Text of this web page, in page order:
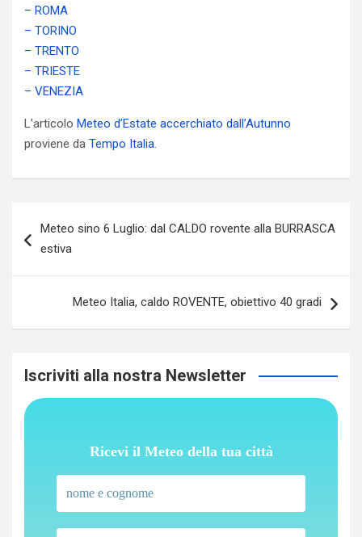
– ROMA
– TORINO
– TRENTO
– TRIESTE
– VENEZIA
L’articolo Meteo d’Estate accerchiato dall’Autunno
proviene da Tempo Italia.
articoli
Meteo sino 6 Luglio: dal CALDO rovente alla BURRASCA
estiva
Meteo Italia, caldo ROVENTE, obiettivo 40 gradi
Iscriviti alla nostra Newsletter
Ricevi il Meteo della tua città